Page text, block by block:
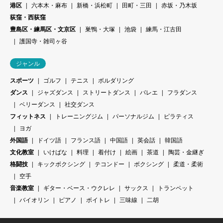
港区
六本木・麻布 新橋・浜松町 田町・三田
赤坂・乃木坂
荻窪・西荻窪
豊島区・練馬区・文京区
巣鴨・大塚 池袋
練馬・江古田
護国寺・雑司ヶ谷
ジャンル
スポーツ
ゴルフ テニス
ボルダリング
ダンス
ジャズダンス ストリートダンス バレエ
フラダンス
ベリーダンス
社交ダンス
フィットネス
トレーニングジム パーソナルジム
ピラティス
ヨガ
外国語
ドイツ語 フランス語 中国語 英会話
韓国語
文化教室
いけばな 料理 着付け 絵画 茶道
陶芸・金継ぎ
格闘技
キックボクシング テコンドー ボクシング
柔道・柔術
空手
音楽教室
ギター・ベース・ウクレレ サックス
トランペット
バイオリン
ピアノ ボイトレ 三味線 二胡